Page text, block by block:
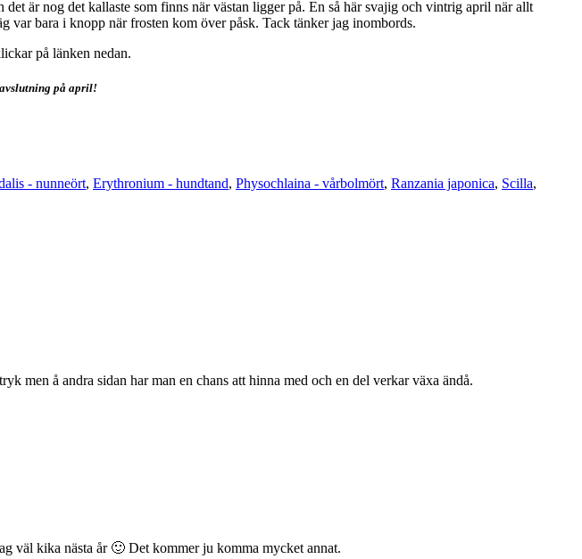
är nog det kallaste som finns när västan ligger på. En så här svajig och vintrig april när allt
var bara i knopp när frosten kom över påsk. Tack tänker jag inombords.
på länken nedan.
på april!
- nunneört, Erythronium - hundtand, Physochlaina - vårbolmört, Ranzania japonica, Scilla,
men å andra sidan har man en chans att hinna med och en del verkar växa ändå.
väl kika nästa år 🙂 Det kommer ju komma mycket annat.